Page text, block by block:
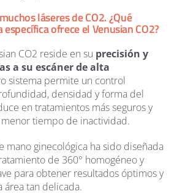
láseres de CO2. ¿Qué
ofrece el Venusian CO2?
CO2 reside en su precisión y
a su escáner de alta
sistema permite un control
densidad y forma del
en tratamientos más seguros y
tiempo de inactividad.
mano ginecológica ha sido diseñada
de 360° homogéneo y
para obtener resultados óptimos y
área tan delicada.